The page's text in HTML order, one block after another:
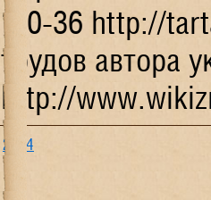
1-0-36 http://
трудов автора
http://
2 3 4